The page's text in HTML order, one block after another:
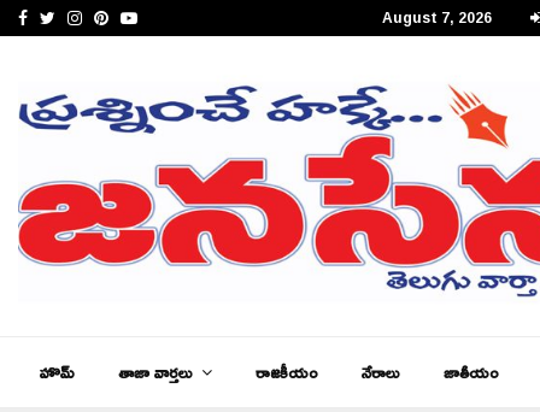
Facebook
Twitter
Instagram
Pinterest
Youtube August 7, 2026
పీఎం కేంద్రీయ విద్యాలయం సత్తెనపల్లిలో 11వ తరగతి ప్రారంభోత్సవం…
హొమ్ తాజా వార్తలు రాజకీయం నేరాలు జాతీయం